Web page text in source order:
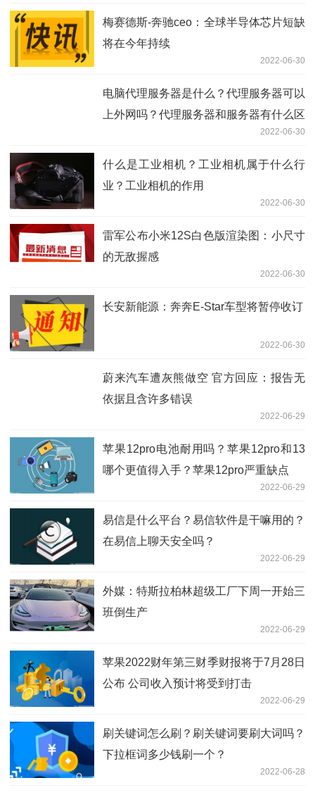
梅赛德斯-奔驰ceo：全球半导体芯片短缺
将在今年持续
2022-06-30
电脑代理服务器是什么？代理服务器可以
上外网吗？代理服务器和服务器有什么区
2022-06-30
什么是工业相机？工业相机属于什么行
业？工业相机的作用
2022-06-30
雷军公布小米12S白色版渲染图：小尺寸
的无敌握感
2022-06-30
长安新能源：奔奔E-Star车型将暂停收订
2022-06-30
蔚来汽车遭灰熊做空 官方回应：报告无
依据且含许多错误
2022-06-29
苹果12pro电池耐用吗？苹果12pro和13
哪个更值得入手？苹果12pro严重缺点
2022-06-29
易信是什么平台？易信软件是干嘛用的？
在易信上聊天安全吗？
2022-06-29
外媒：特斯拉柏林超级工厂下周一开始三
班倒生产
2022-06-29
苹果2022财年第三财季财报将于7月28日
公布 公司收入预计将受到打击
2022-06-29
刷关键词怎么刷？刷关键词要刷大词吗？
下拉框词多少钱刷一个？
2022-06-28